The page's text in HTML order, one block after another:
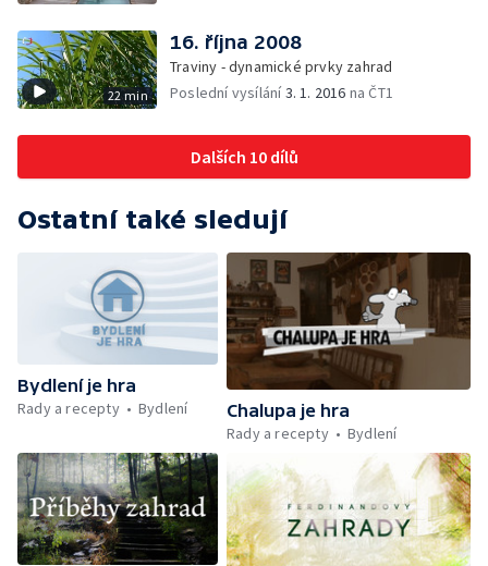
22 min
16. října 2008
Traviny - dynamické prvky zahrad
Poslední vysílání3. 1. 2016 na ČT1
Dalších 10 dílů
Ostatní také sledují
Bydlení je hra
Rady a recepty
Bydlení
Chalupa je hra
Rady a recepty
Bydlení